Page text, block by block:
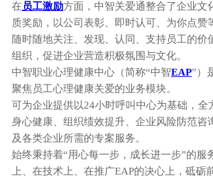
在 员工激励方面，中智关爱通整合了企业文
质奖励，以公司表彰、即时认可、为你点赞
随时随地关注、发现、认同、支持员工的价
组织，促进企业营造积极氛围与文化。
中智职业心理健康中心（简称“中智EAP”）
聚焦员工心理健康关爱的业务模块。
可为企业提供以24小时呼叫中心为基础，全
身心健康、组织绩效提升、企业风险防范咨
及各类企业所需的专案服务。
始终秉持着“用心每一步，成长进一步”的服
上、在技术上、在推广EAP的决心上，砥砺